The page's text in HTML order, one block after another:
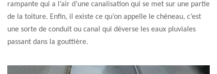
rampante qui a l’air d’une canalisation qui se met sur une partie
de la toiture. Enfin, il existe ce qu’on appelle le chéneau, c’est
une sorte de conduit ou canal qui déverse les eaux pluviales
passant dans la gouttière.